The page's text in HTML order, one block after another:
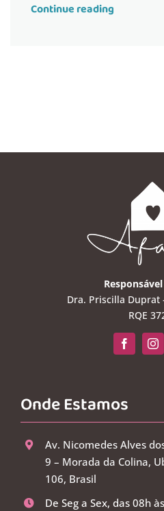
Continue reading
Dra. Priscilla Duprat
RQE
Onde Estamos
Av. Nicomedes Alves
9 – Morada da Colina,
106, Brasil
De Seg a Sex, das 08h